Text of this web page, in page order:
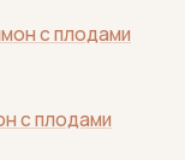
с плодами